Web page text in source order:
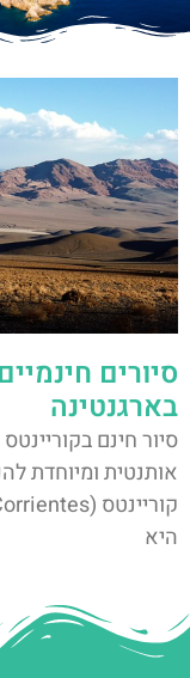
בארגנטינה
אותנטית ומיוחדת
היא